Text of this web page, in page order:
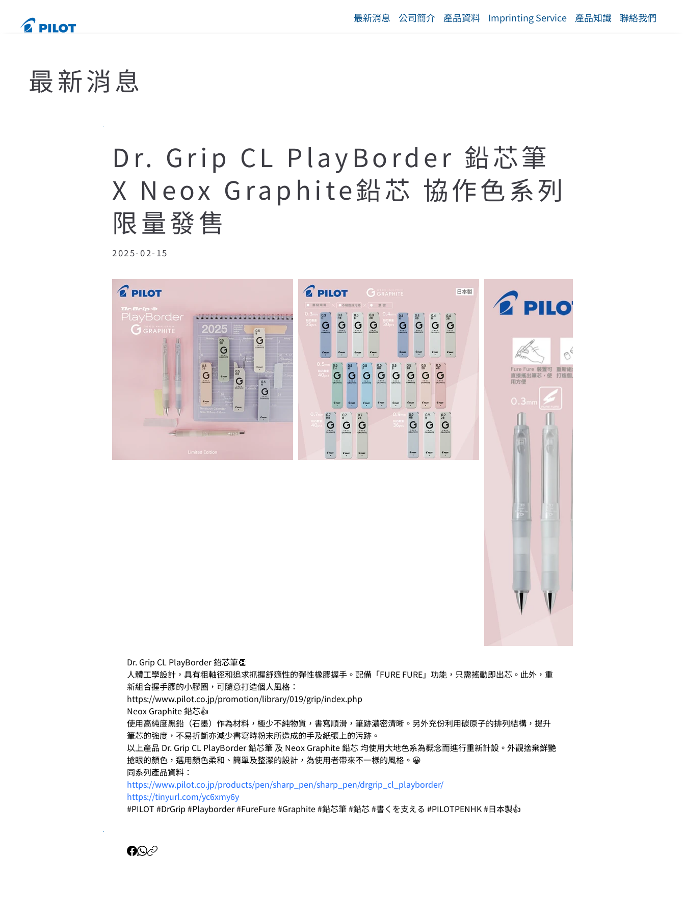
最新消息 公司簡介 產品資料 Imprinting Service 產品知識 聯絡我們
最新消息
Dr. Grip CL PlayBorder 鉛芯筆
X Neox Graphite鉛芯 協作色系列
限量發售
2025-02-15
Dr. Grip CL PlayBorder 鉛芯筆👏
人體工學設計，具有粗軸徑和追求抓握舒適性的彈性橡膠握手。配備「FURE FURE」功能，只需搖動即出芯。此外，重
新組合握手膠的小膠圈，可隨意打造個人風格：
https://www.pilot.co.jp/promotion/library/019/grip/index.php
​Neox Graphite 鉛芯👍
使用高純度黑鉛（石墨）作為材料，極少不純物質，書寫順滑，筆跡濃密清晰。另外充份利用碳原子的排列結構，提升
筆芯的強度，不易折斷亦減少書寫時粉末所造成的手及紙張上的污跡。
以上產品 Dr. Grip CL PlayBorder 鉛芯筆 及 Neox Graphite 鉛芯 均使用大地色系為概念而進行重新計設。外觀捨棄鮮艷
搶眼的顏色，選用顏色柔和、簡單及整潔的設計，為使用者帶來不一樣的風格。😀
同系列產品資料：
https://www.pilot.co.jp/products/pen/sharp_pen/sharp_pen/drgrip_cl_playborder/
https://tinyurl.com/yc6xmy6y
#PILOT #DrGrip #Playborder #FureFure #Graphite #鉛芯筆 #鉛芯 #書くを支える #PILOTPENHK #日本製👍